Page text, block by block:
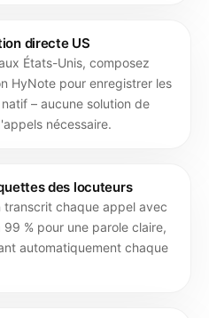
directe US
États-Unis, composez
HyNote pour enregistrer les
– aucune solution de
nécessaire.
des locuteurs
transcrit chaque appel avec
% pour une parole claire,
automatiquement chaque